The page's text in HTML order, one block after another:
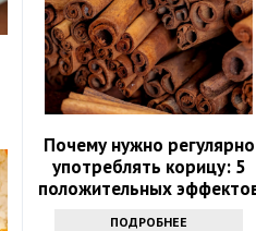
Почему нужно регулярно
употреблять корицу: 5
положительных
ПОДРОБНЕЕ